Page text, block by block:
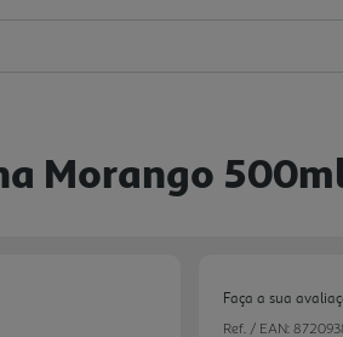
Morango
Faça a sua
Ref. / EAN: